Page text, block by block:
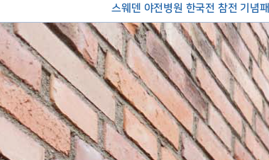
스웨덴 야전병원 한국전 참전 기념패